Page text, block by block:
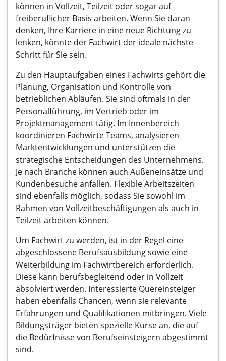
können in Vollzeit, Teilzeit oder sogar auf
freiberuflicher Basis arbeiten. Wenn Sie daran
denken, Ihre Karriere in eine neue Richtung zu
lenken, könnte der Fachwirt der ideale nächste
Schritt für Sie sein.
Zu den Hauptaufgaben eines Fachwirts gehört die
Planung, Organisation und Kontrolle von
betrieblichen Abläufen. Sie sind oftmals in der
Personalführung, im Vertrieb oder im
Projektmanagement tätig. Im Innenbereich
koordinieren Fachwirte Teams, analysieren
Marktentwicklungen und unterstützen die
strategische Entscheidungen des Unternehmens.
Je nach Branche können auch Außeneinsätze und
Kundenbesuche anfallen. Flexible Arbeitszeiten
sind ebenfalls möglich, sodass Sie sowohl im
Rahmen von Vollzeitbeschäftigungen als auch in
Teilzeit arbeiten können.
Um Fachwirt zu werden, ist in der Regel eine
abgeschlossene Berufsausbildung sowie eine
Weiterbildung im Fachwirtbereich erforderlich.
Diese kann berufsbegleitend oder in Vollzeit
absolviert werden. Interessierte Quereinsteiger
haben ebenfalls Chancen, wenn sie relevante
Erfahrungen und Qualifikationen mitbringen. Viele
Bildungsträger bieten spezielle Kurse an, die auf
die Bedürfnisse von Berufseinsteigern abgestimmt
sind.